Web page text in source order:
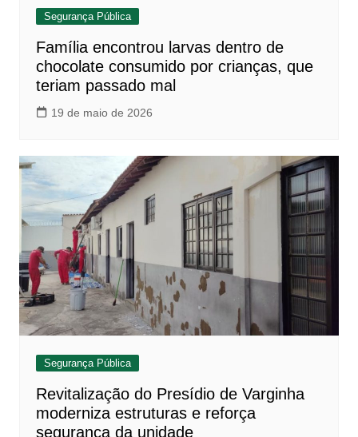
Segurança Pública
Família encontrou larvas dentro de
chocolate consumido por crianças, que
teriam passado mal
19 de maio de 2026
Segurança Pública
Revitalização do Presídio de Varginha
moderniza estruturas e reforça
segurança da unidade